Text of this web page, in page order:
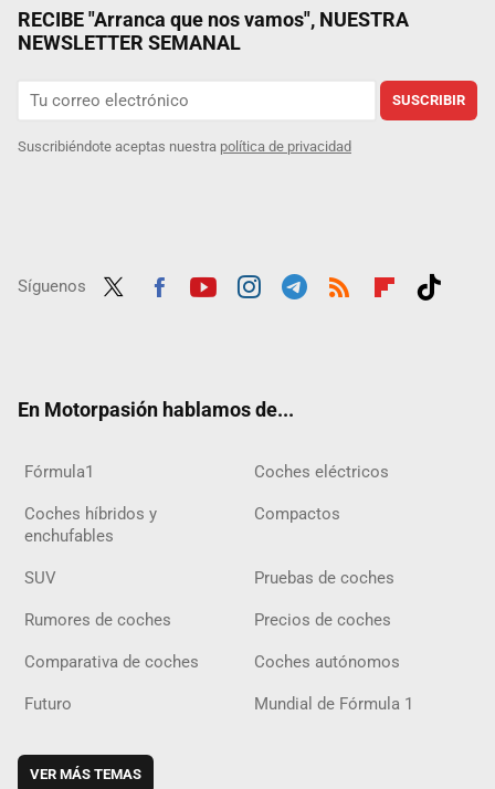
RECIBE "Arranca que nos vamos", NUESTRA
NEWSLETTER SEMANAL
SUSCRIBIR
Suscribiéndote aceptas nuestra política de privacidad
Síguenos
En Motorpasión hablamos de...
Fórmula1 Coches eléctricos
Coches híbridos y
enchufables
Compactos
SUV Pruebas de coches
Rumores de coches Precios de coches
Comparativa de coches Coches autónomos
Futuro Mundial de Fórmula 1
VER MÁS TEMAS